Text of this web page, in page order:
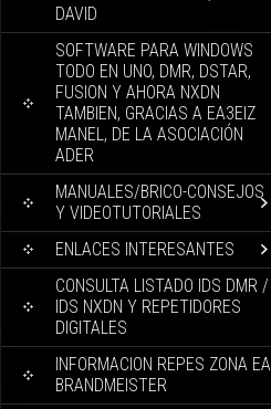
DAVID
SOFTWARE PARA WINDOWS
TODO EN UNO, DMR, DSTAR,
FUSION Y AHORA NXDN
TAMBIEN, GRACIAS A EA3EIZ
MANEL, DE LA ASOCIACIÓN
ADER
MANUALES/BRICO-CONSEJOS
Y VIDEOTUTORIALES
ENLACES INTERESANTES
CONSULTA LISTADO IDS DMR /
IDS NXDN Y REPETIDORES
DIGITALES
INFORMACION REPES ZONA EA
BRANDMEISTER